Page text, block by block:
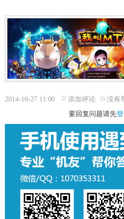
2014-10-27 11:00 添加评论
没有
要回复问题请先